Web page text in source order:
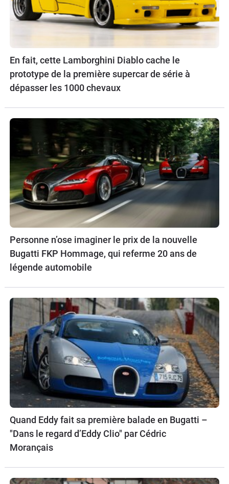
En fait, cette Lamborghini Diablo cache le
prototype de la première supercar de série à
dépasser les 1000 chevaux
Personne n’ose imaginer le prix de la nouvelle
Bugatti FKP Hommage, qui referme 20 ans de
légende automobile
Quand Eddy fait sa première balade en Bugatti –
"Dans le regard d’Eddy Clio" par Cédric
Morançais